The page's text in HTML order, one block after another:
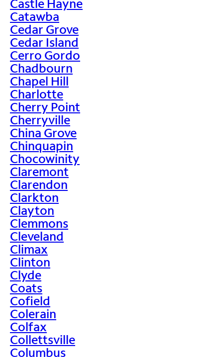
Castle Hayne
Catawba
Cedar Grove
Cedar Island
Cerro Gordo
Chadbourn
Chapel Hill
Charlotte
Cherry Point
Cherryville
China Grove
Chinquapin
Chocowinity
Claremont
Clarendon
Clarkton
Clayton
Clemmons
Cleveland
Climax
Clinton
Clyde
Coats
Cofield
Colerain
Colfax
Collettsville
Columbus